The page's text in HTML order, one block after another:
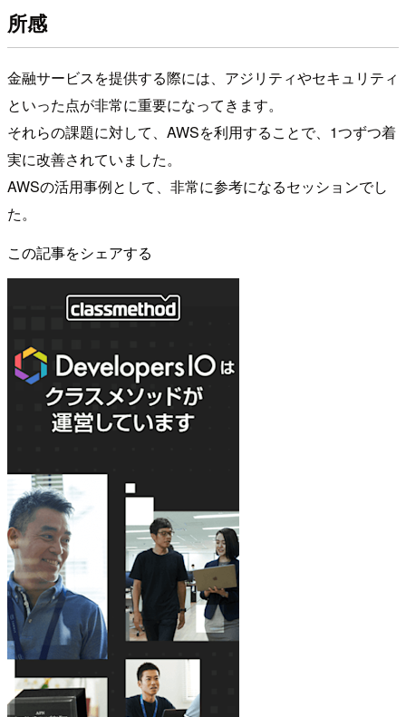
所感
金融サービスを提供する際には、アジリティやセキュリティ
といった点が非常に重要になってきます。
それらの課題に対して、AWSを利用することで、1つずつ着
実に改善されていました。
AWSの活用事例として、非常に参考になるセッションでし
た。
この記事をシェアする